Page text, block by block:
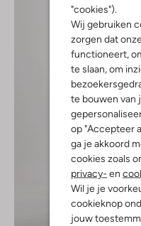
"cookies").
Wij gebruiken
zorgen dat
functioneert,
te slaan, om
te bouwen van
op "Accepteer
ga je akkoord
cookies zoals
privacy- en
Wil je je
cookieknop
jouw
Ontdek de look